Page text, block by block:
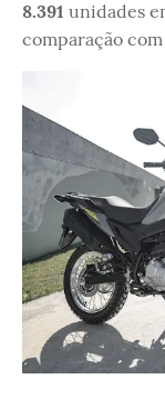
8.391 unidades
comparação